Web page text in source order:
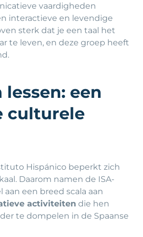
vaardigheden
interactieve en levendige
sterk dat je een taal het
te leven, en deze groep heeft
lessen: een
culturele
Hispánico beperkt zich
Daarom namen de ISA-
een breed scala aan
activiteiten die hen
te dompelen in de Spaanse